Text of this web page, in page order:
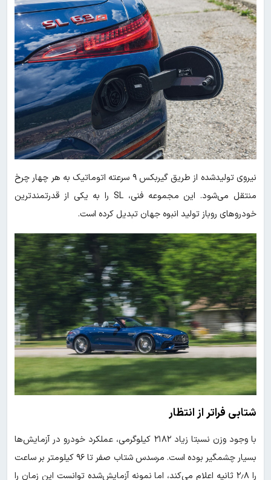
نیروی تولیدشده از طریق گیربکس ۹ سرعته اتوماتیک به هر چهار چرخ
منتقل می‌شود. این مجموعه فنی، SL را به یکی از قدرتمندترین
خودروهای روباز تولید انبوه جهان تبدیل کرده است.
شتابی فراتر از انتظار
با وجود وزن نسبتا زیاد ۲۱۸۲ کیلوگرمی، عملکرد خودرو در آزمایش‌ها
بسیار چشمگیر بوده است. مرسدس شتاب صفر تا ۹۶ کیلومتر بر ساعت
را ۲٫۸ ثانیه اعلام می‌کند، اما نمونه آزمایش‌شده توانست این زمان را